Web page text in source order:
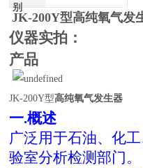
别
JK-200Y型高纯氧气发
仪器实拍：
产品
JK-200Y型高纯氧气发生器
一.概述
广泛用于石油、化
验室分析检测部门。